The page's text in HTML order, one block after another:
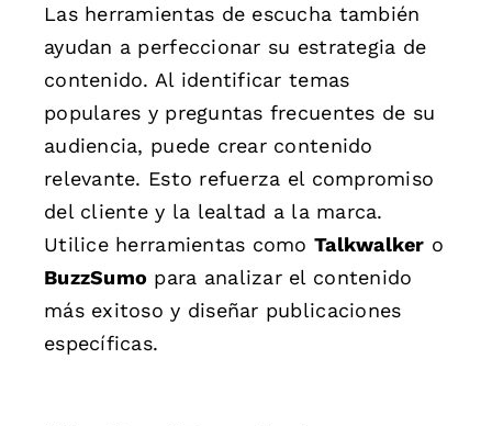
Las herramientas de escucha también
ayudan a perfeccionar su estrategia de
contenido. Al identificar temas
populares y preguntas frecuentes de su
audiencia, puede crear contenido
relevante. Esto refuerza el compromiso
del cliente y la lealtad a la marca.
Utilice herramientas comoTalkwalker o
BuzzSumo para analizar el contenido
más exitoso y diseñar publicaciones
específicas.